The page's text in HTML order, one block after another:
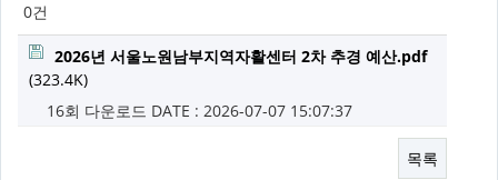
0건
2026년 서울노원남부지역자활센터 2차 추경 예산.pdf
(323.4K)
16회 다운로드 DATE : 2026-07-07 15:07:37
목록